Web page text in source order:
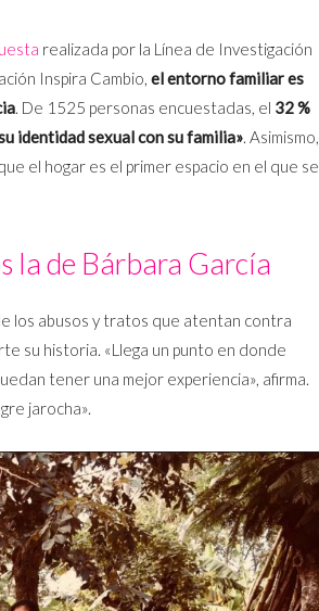
realizada por la Línea de Investigación
Inspira Cambio, el entorno familiar es
. De 1525 personas encuestadas, el 32 %
identidad sexual con su familia». Asimismo,
el hogar es el primer espacio en el que se
la de Bárbara García
los abusos y tratos que atentan contra
su historia. «Llega un punto en donde
tener una mejor experiencia», afirma.
jarocha».